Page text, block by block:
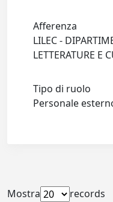
Afferenza
LILEC -
LETTERATURE E
Tipo di ruolo
Personale
Mostra
records